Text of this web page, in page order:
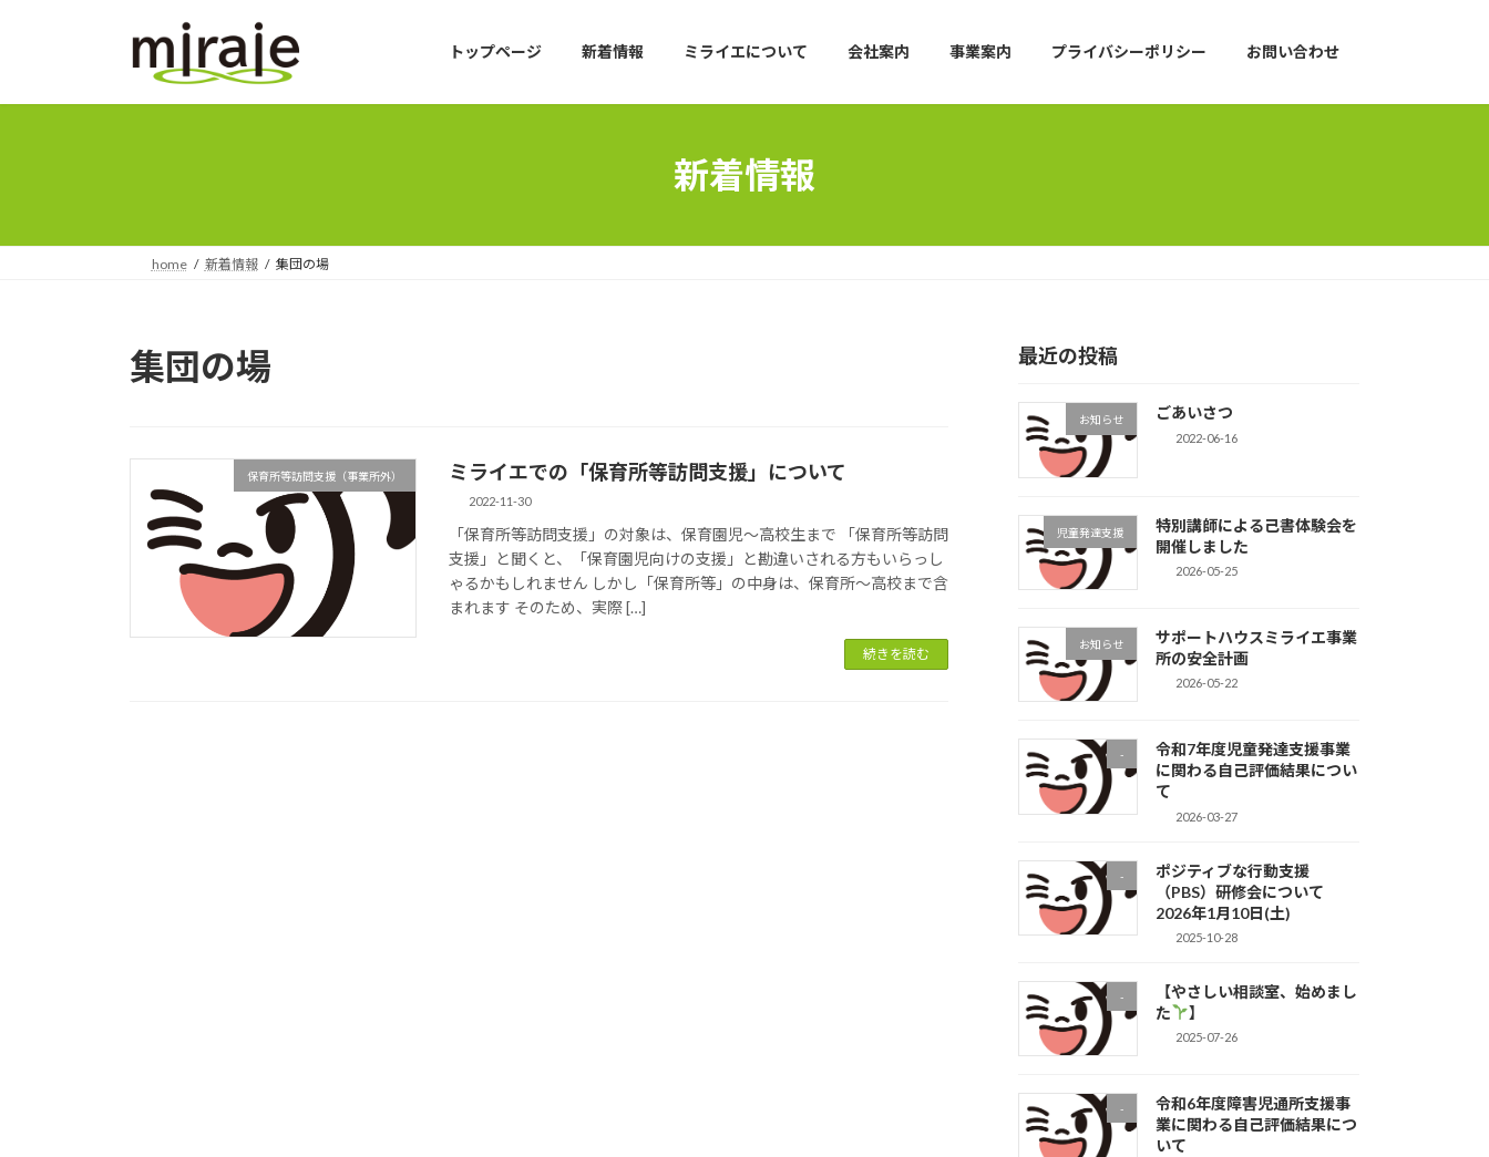
プ
動
トップページ 新着情報 ミライエについて 会社案内 事業案内 プライバシーポリシー お問い合わせ
新着情報
home 新着情報 集団の場
集団の場
保育所等訪問支援（事業所外） ミライエでの「保育所等訪問支援」について
2022-11-30
「保育所等訪問支援」の対象は、保育園児～高校生まで 「保育所等訪問
支援」と聞くと、「保育園児向けの支援」と勘違いされる方もいらっし
ゃるかもしれません しかし「保育所等」の中身は、保育所～高校まで含
まれます そのため、実際 […]
続きを読む
最近の投稿
お知らせ ごあいさつ
2022-06-16
児童発達支援
特別講師による己書体験会を
開催しました
2026-05-25
お知らせ
サポートハウスミライエ事業
所の安全計画
2026-05-22
-
令和7年度児童発達支援事業
に関わる自己評価結果につい
て
2026-03-27
-
ポジティブな行動支援
（PBS）研修会について
2026年1月10日(土)
2025-10-28
-
【やさしい相談室、始めまし
た
】
2025-07-26
-
令和6年度障害児通所支援事
業に関わる自己評価結果につ
いて